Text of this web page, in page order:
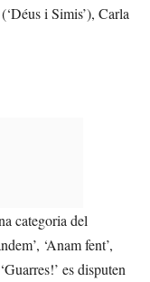
i Simis’), Carla
categoria del
‘Anam fent’,
es disputen